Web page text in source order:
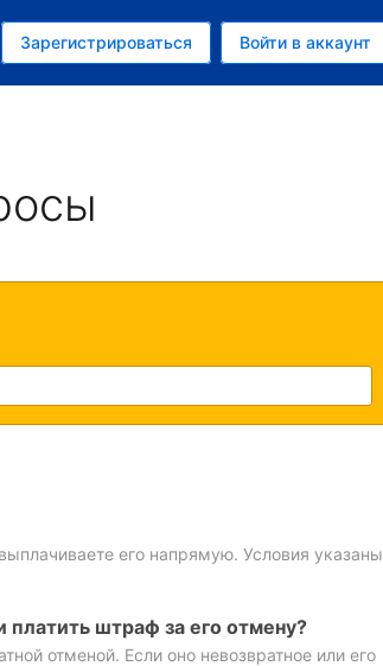
Зарегистрироваться Войти в аккаунт
его напрямую. Условия указаны
штраф за его отмену?
отменой. Если оно невозвратное или его